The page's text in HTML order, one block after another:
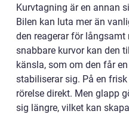
Kurvtagning är en annan
Bilen kan luta mer än
den reagerar för långsamt
snabbare kurvor kan den
känsla, som om den får
stabiliserar sig. På en
rörelse direkt. Men glapp
sig längre, vilket kan